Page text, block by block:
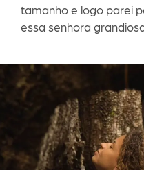
tamanho e logo parei
essa senhora